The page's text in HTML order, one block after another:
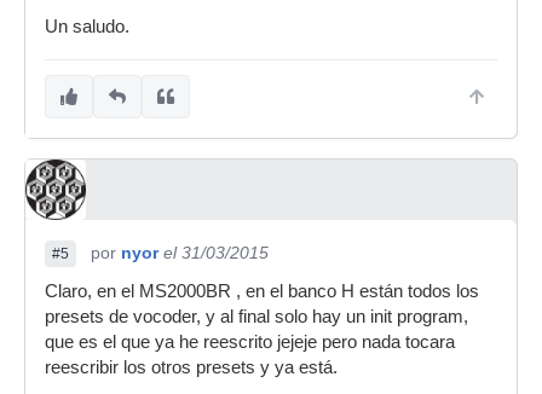
Un saludo.
#5 por nyor el 31/03/2015
Claro, en el MS2000BR , en el banco H están todos los
presets de vocoder, y al final solo hay un init program,
que es el que ya he reescrito jejeje pero nada tocara
reescribir los otros presets y ya está.